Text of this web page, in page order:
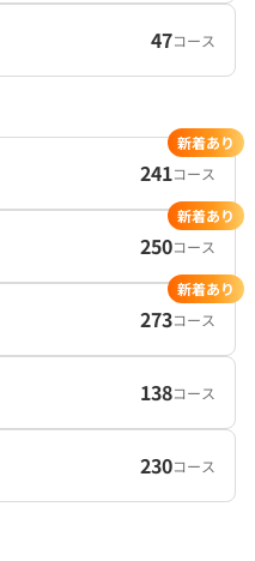
47コース
241コース
新着あり
250コース
新着あり
273コース
新着あり
138コース
230コース